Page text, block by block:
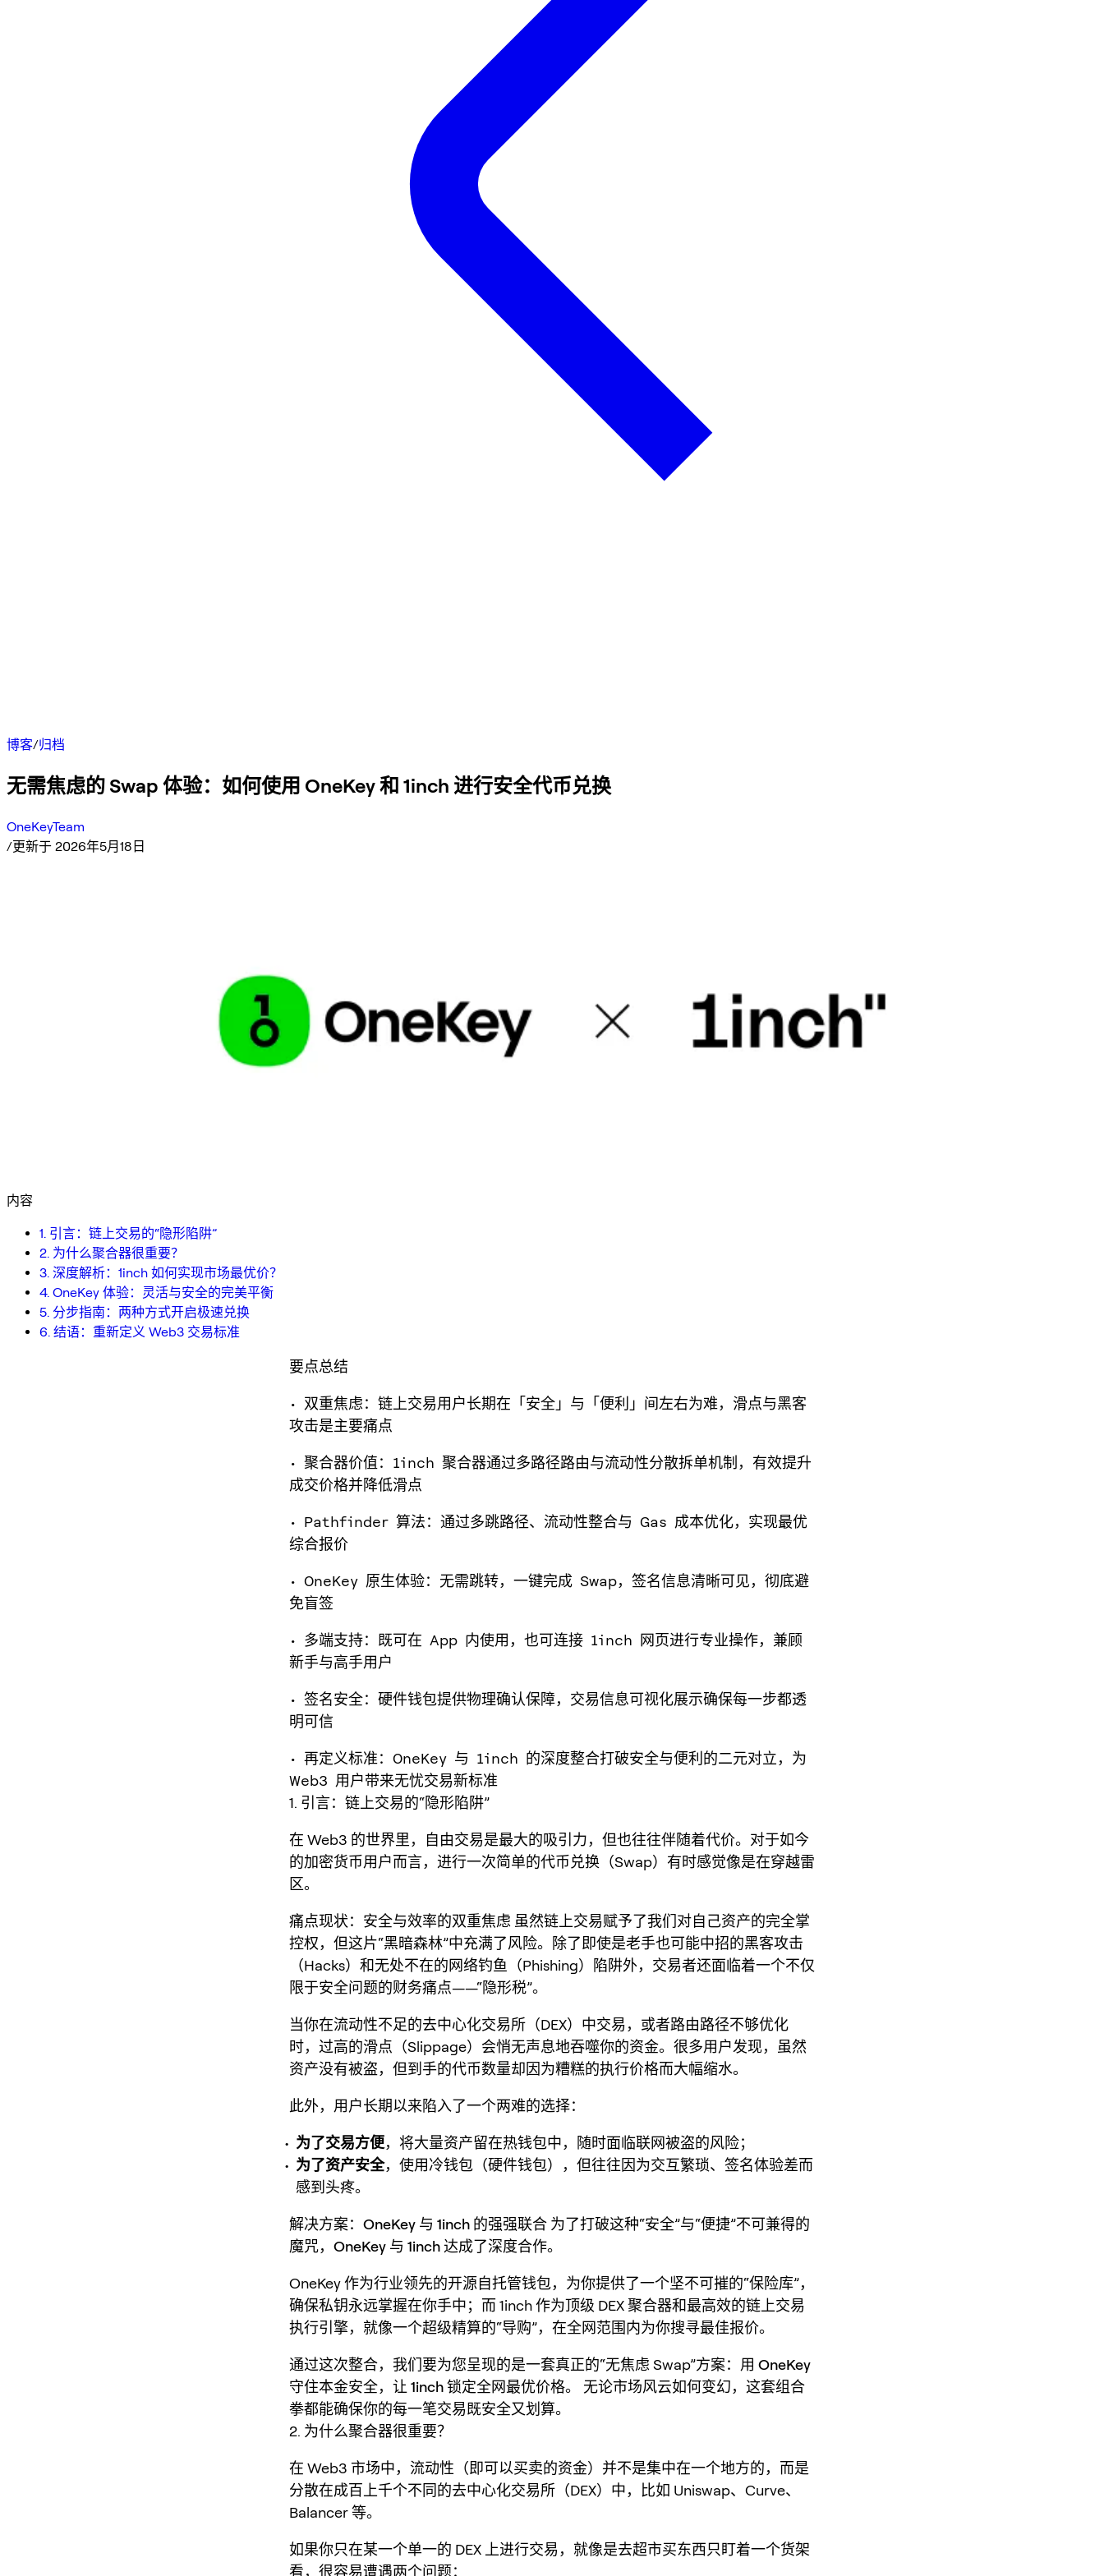
博客/归档
无需焦虑的 Swap 体验：如何使用 OneKey 和 1inch 进行安全代币兑换
OneKeyTeam
/更新于 2026年5月18日
内容
1. 引言：链上交易的“隐形陷阱”
2. 为什么聚合器很重要？
3. 深度解析：1inch 如何实现市场最优价？
4. OneKey 体验：灵活与安全的完美平衡
5. 分步指南：两种方式开启极速兑换
6. 结语：重新定义 Web3 交易标准
要点总结
• 双重焦虑：链上交易用户长期在「安全」与「便利」间左右为难，滑点与黑客
攻击是主要痛点
• 聚合器价值：1inch 聚合器通过多路径路由与流动性分散拆单机制，有效提升
成交价格并降低滑点
• Pathfinder 算法：通过多跳路径、流动性整合与 Gas 成本优化，实现最优
综合报价
• OneKey 原生体验：无需跳转，一键完成 Swap，签名信息清晰可见，彻底避
免盲签
• 多端支持：既可在 App 内使用，也可连接 1inch 网页进行专业操作，兼顾
新手与高手用户
• 签名安全：硬件钱包提供物理确认保障，交易信息可视化展示确保每一步都透
明可信
• 再定义标准：OneKey 与 1inch 的深度整合打破安全与便利的二元对立，为
Web3 用户带来无忧交易新标准
1. 引言：链上交易的“隐形陷阱”
在 Web3 的世界里，自由交易是最大的吸引力，但也往往伴随着代价。对于如今
的加密货币用户而言，进行一次简单的代币兑换（Swap）有时感觉像是在穿越雷
区。
痛点现状：安全与效率的双重焦虑 虽然链上交易赋予了我们对自己资产的完全掌
控权，但这片“黑暗森林”中充满了风险。除了即使是老手也可能中招的黑客攻击
（Hacks）和无处不在的网络钓鱼（Phishing）陷阱外，交易者还面临着一个不仅
限于安全问题的财务痛点——“隐形税”。
当你在流动性不足的去中心化交易所（DEX）中交易，或者路由路径不够优化
时，过高的滑点（Slippage）会悄无声息地吞噬你的资金。很多用户发现，虽然
资产没有被盗，但到手的代币数量却因为糟糕的执行价格而大幅缩水。
此外，用户长期以来陷入了一个两难的选择：
为了交易方便，将大量资产留在热钱包中，随时面临联网被盗的风险；
为了资产安全，使用冷钱包（硬件钱包），但往往因为交互繁琐、签名体验差而
感到头疼。
解决方案：OneKey 与 1inch 的强强联合 为了打破这种“安全”与“便捷”不可兼得的
魔咒， OneKey 与 1inch达成了深度合作。
OneKey 作为行业领先的开源自托管钱包，为你提供了一个坚不可摧的“保险库”，
确保私钥永远掌握在你手中；而 1inch 作为顶级 DEX 聚合器和最高效的链上交易
执行引擎，就像一个超级精算的“导购”，在全网范围内为你搜寻最佳报价。
通过这次整合，我们要为您呈现的是一套真正的“无焦虑 Swap”方案： 用 OneKey
守住本金安全，让 1inch 锁定全网最优价格。 无论市场风云如何变幻，这套组合
拳都能确保你的每一笔交易既安全又划算。
2. 为什么聚合器很重要？
在 Web3 市场中，流动性（即可以买卖的资金）并不是集中在一个地方的，而是
分散在成百上千个不同的去中心化交易所（DEX）中，比如 Uniswap、Curve、
Balancer 等。
如果你只在某一个单一的 DEX 上进行交易，就像是去超市买东西只盯着一个货架
看，很容易遭遇两个问题：